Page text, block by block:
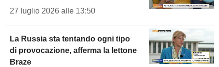
27 luglio 2026 alle 13:50
La Russia sta tentando ogni tipo
di provocazione, afferma la lettone
Braze